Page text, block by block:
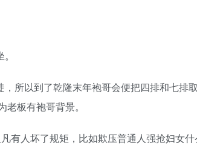
所以到了乾隆末年袍哥会便把四排和七排
板有袍哥背景。
有人坏了规矩，比如欺压普通人强抢妇女